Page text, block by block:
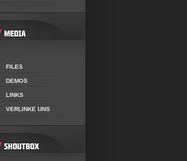
FILES
DEMOS
LINKS
VERLINKE UNS